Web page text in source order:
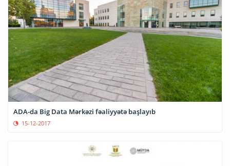
ADA-da Big Data Mərkəzi fəaliyyətə başlayıb
15-12-2017